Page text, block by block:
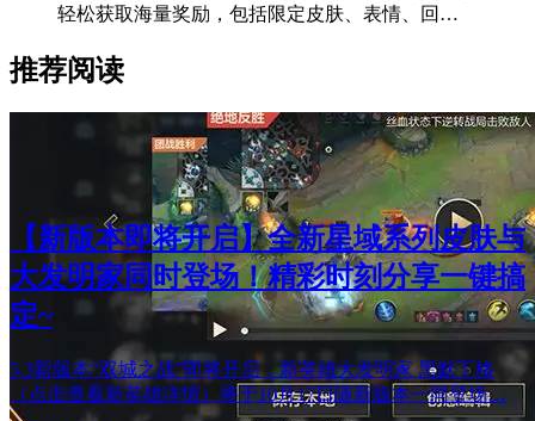
轻松获取海量奖励，包括限定皮肤、表情、回…
推荐阅读
【新版本即将开启】全新星域系列皮肤与
大发明家同时登场！精彩时刻分享一键搞
定~
5.3新版本“双城之战”即将开启，新英雄大发明家 黑默丁格
（点击查看新英雄详情）将于10月17日随新版本一同登场…